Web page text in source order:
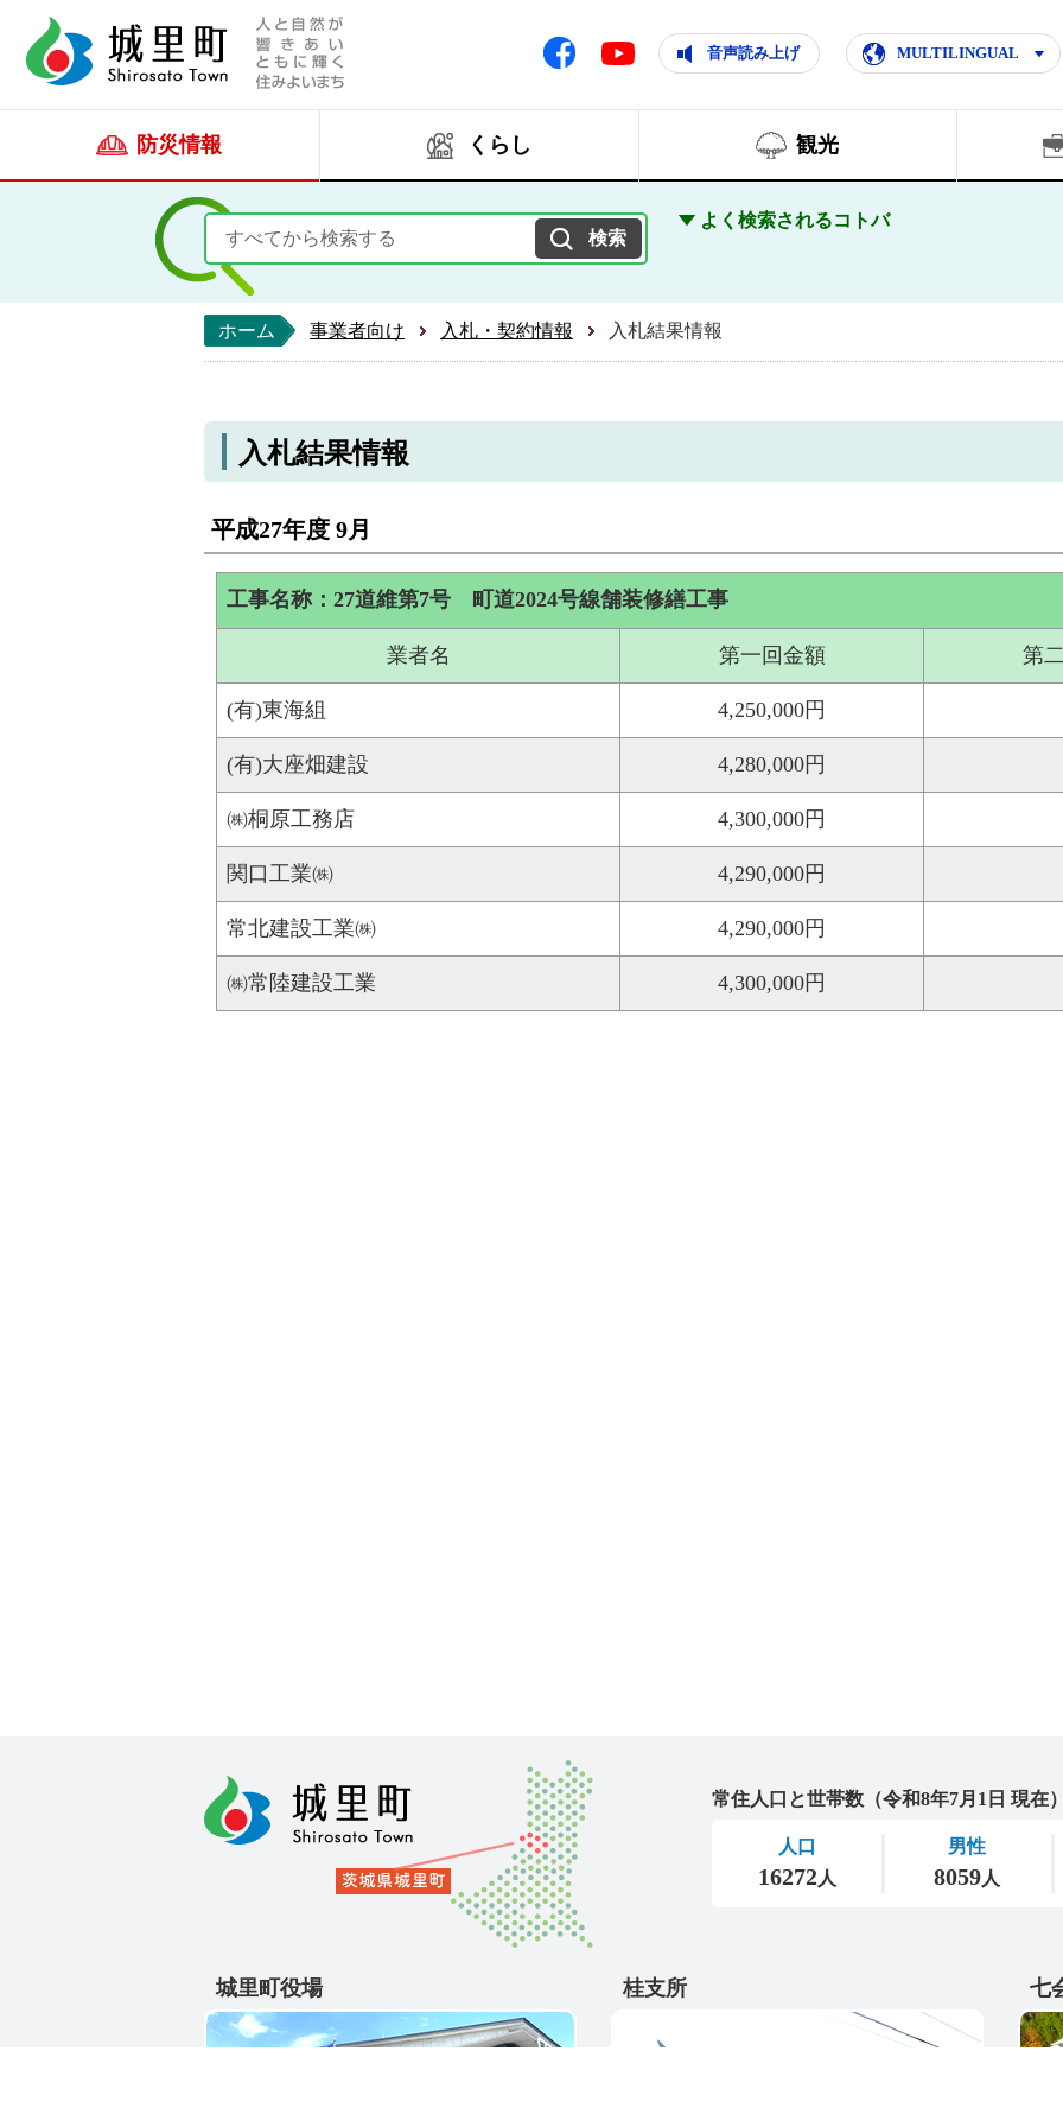
人と自然が響きあいともに輝く住みよいまち
Facebook Youtube 音声読み上げ MULTILINGUAL
防災情報 くらし 観光
よく検索されるコトバ
ホーム 事業者向け 入札・契約情報 入札結果情報
入札結果情報
平成27年度 9月
工事名称：27道維第7号 町道2024号線舗装修繕工事
業者名 第一回金額 第
(有)東海組 4,250,000円
(有)大座畑建設 4,280,000円
㈱桐原工務店 4,300,000円
関口工業㈱ 4,290,000円
常北建設工業㈱ 4,290,000円
㈱常陸建設工業 4,300,000円
城里町役場 桂支所 七